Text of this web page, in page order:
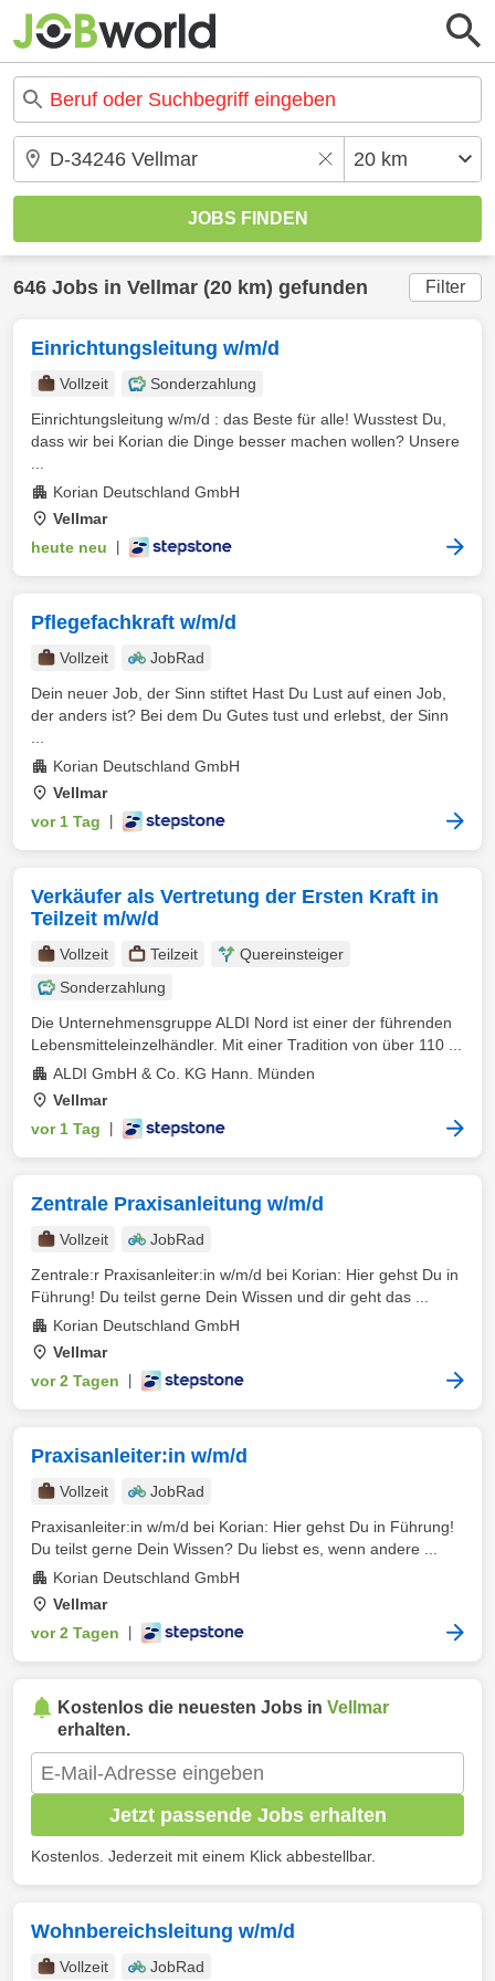
646 Jobs in Vellmar (20 km) gefunden Filter
Einrichtungsleitung w/m/d
Vollzeit
Sonderzahlung
Einrichtungsleitung w/m/d : das Beste für alle! Wusstest Du,
dass wir bei Korian die Dinge besser machen wollen? Unsere
Korian Deutschland GmbH
Vellmar
heute neu
Pflegefachkraft w/m/d
Vollzeit
JobRad
Dein neuer Job, der Sinn stiftet Hast Du Lust auf einen Job,
der anders ist? Bei dem Du Gutes tust und erlebst, der Sinn
Korian Deutschland GmbH
Vellmar
vor 1 Tag
Verkäufer als Vertretung der Ersten Kraft in
Teilzeit m/w/d
Vollzeit Teilzeit
Quereinsteiger
Sonderzahlung
Die Unternehmensgruppe ALDI Nord ist einer der führenden
Lebensmitteleinzelhändler. Mit einer Tradition von über 110 ...
ALDI GmbH & Co. KG Hann. Münden
Vellmar
vor 1 Tag
Zentrale Praxisanleitung w/m/d
Vollzeit
JobRad
Zentrale:r Praxisanleiter:in w/m/d bei Korian: Hier gehst Du in
Führung! Du teilst gerne Dein Wissen und dir geht das ...
Korian Deutschland GmbH
Vellmar
vor 2 Tagen
Praxisanleiter:in w/m/d
Vollzeit
JobRad
Praxisanleiter:in w/m/d bei Korian: Hier gehst Du in Führung!
Du teilst gerne Dein Wissen? Du liebst es, wenn andere ...
Korian Deutschland GmbH
Vellmar
vor 2 Tagen
Kostenlos die neuesten Jobs in Vellmar
erhalten.
Jetzt passende Jobs erhalten
Kostenlos. Jederzeit mit einem Klick abbestellbar.
Wohnbereichsleitung w/m/d
Vollzeit JobRad